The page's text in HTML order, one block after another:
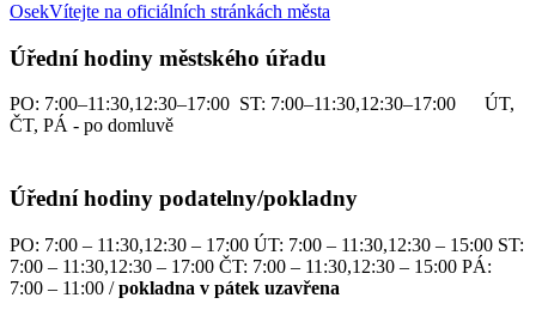
OsekVítejte na oficiálních stránkách města
Úřední hodiny městského úřadu
PO: 7:00–11:30,12:30–17:00 ST: 7:00–11:30,12:30–17:00 ÚT,
ČT, PÁ - po domluvě
Úřední hodiny podatelny/pokladny
PO: 7:00 – 11:30,12:30 – 17:00 ÚT: 7:00 – 11:30,12:30 – 15:00 ST:
7:00 – 11:30,12:30 – 17:00 ČT: 7:00 – 11:30,12:30 – 15:00 PÁ:
7:00 – 11:00 /pokladna v pátek uzavřena